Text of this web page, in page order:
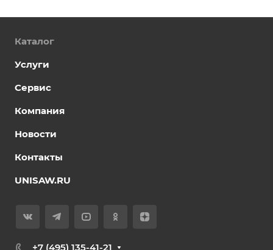
Каталог
Услуги
Сервис
Компания
Новости
Контакты
UNISAW.RU
+7 (495) 135-41-21